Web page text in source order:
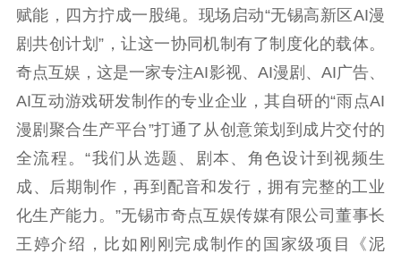
用
新闻出版
精品出版 全民阅读
出版监管
扫黄打非
电影工作
电影创作 电影市场
机关党建
赋能，四方拧成一股绳。现场启动“无锡高新区AI漫
剧共创计划”，让这一协同机制有了制度化的载体。
奇点互娱，这是一家专注AI影视、AI漫剧、AI广告、
AI互动游戏研发制作的专业企业，其自研的“雨点AI
漫剧聚合生产平台”打通了从创意策划到成片交付的
全流程。“我们从选题、剧本、角色设计到视频生
成、后期制作，再到配音和发行，拥有完整的工业
化生产能力。”无锡市奇点互娱传媒有限公司董事长
王婷介绍，比如刚刚完成制作的国家级项目《泥